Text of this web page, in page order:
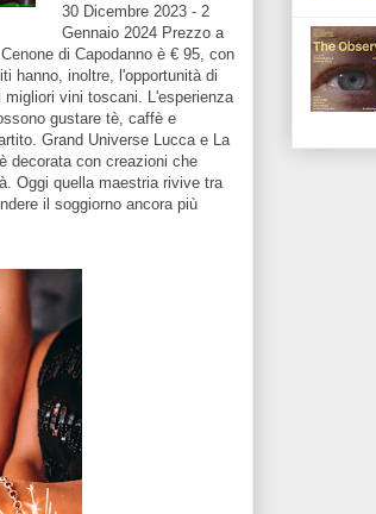
30 Dicembre 2023 - 2
Gennaio 2024 Prezzo a
di Capodanno è € 95, con
hanno, inoltre, l'opportunità di
vini toscani. L'esperienza
gustare tè, caffè e
Grand Universe Lucca e La
decorata con creazioni che
Oggi quella maestria rivive tra
il soggiorno ancora più